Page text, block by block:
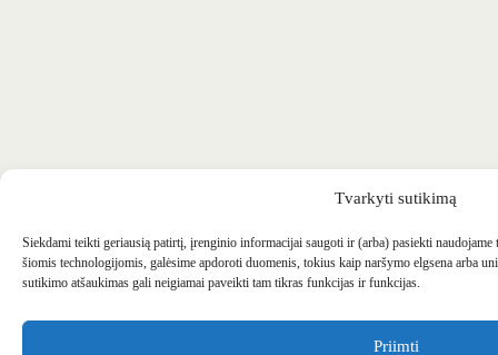
Tvarkyti sutikimą
Siekdami teikti geriausią patirtį, įrenginio informacijai saugoti ir (arba) pasiekti
šiomis technologijomis, galėsime apdoroti duomenis, tokius kaip naršymo elgsena arba
sutikimo atšaukimas gali neigiamai paveikti tam tikras funkcijas ir funkcijas.
Priimti